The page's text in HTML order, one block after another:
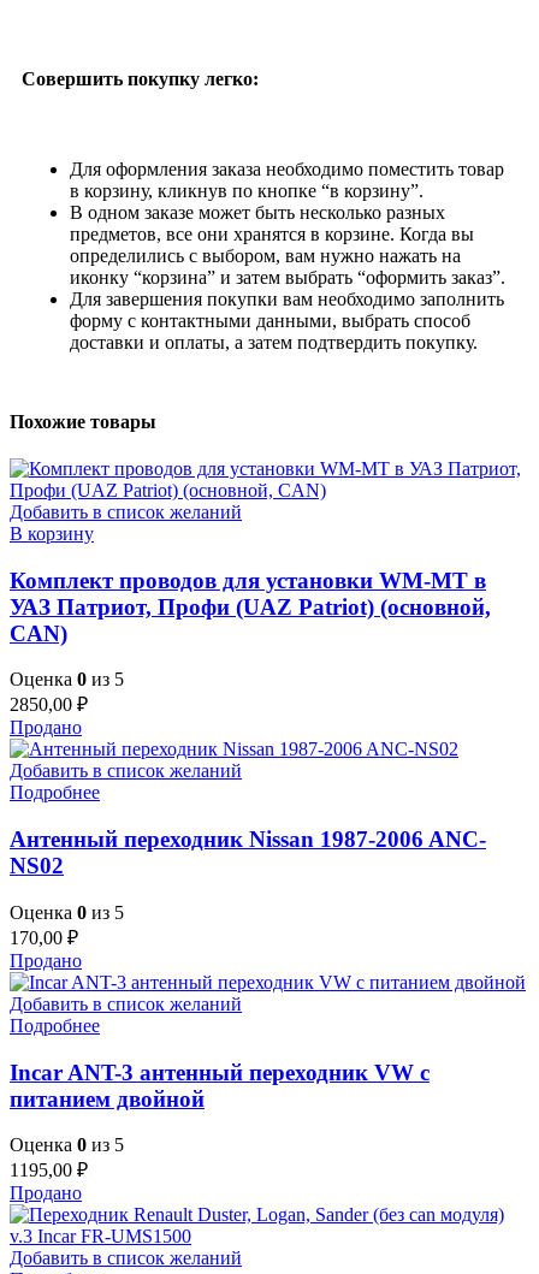
Совершить покупку легко:
Для оформления заказа необходимо поместить товар
в корзину, кликнув по кнопке “в корзину”.
В одном заказе может быть несколько разных
предметов, все они хранятся в корзине. Когда вы
определились с выбором, вам нужно нажать на
иконку “корзина” и затем выбрать “оформить заказ”.
Для завершения покупки вам необходимо заполнить
форму с контактными данными, выбрать способ
доставки и оплаты, а затем подтвердить покупку.
Похожие товары
Добавить в список желаний
В корзину
Комплект проводов для установки WM-MT в
УАЗ Патриот, Профи (UAZ Patriot) (основной,
CAN)
Оценка 0 из 5
2850,00 ₽
Продано
Добавить в список желаний
Подробнее
Антенный переходник Nissan 1987-2006 ANC-
NS02
Оценка 0 из 5
170,00 ₽
Продано
Добавить в список желаний
Подробнее
Incar ANT-3 антенный переходник VW с
питанием двойной
Оценка 0 из 5
1195,00 ₽
Продано
Добавить в список желаний